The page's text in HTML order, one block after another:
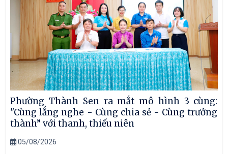
Phường Thành Sen ra mắt mô hình 3 cùng:
"Cùng lắng nghe - Cùng chia sẻ - Cùng trưởng
thành” với thanh, thiếu niên
05/08/2026